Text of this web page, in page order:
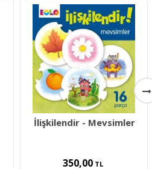
İlişkilendir - Mevsimler
350,00 TL